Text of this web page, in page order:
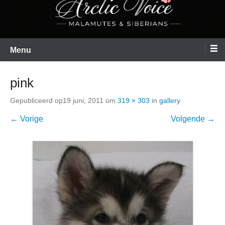
Menu
pink
Gepubliceerd op19 juni, 2011 om 319 × 303 in gallery
← Vorige Volgende →